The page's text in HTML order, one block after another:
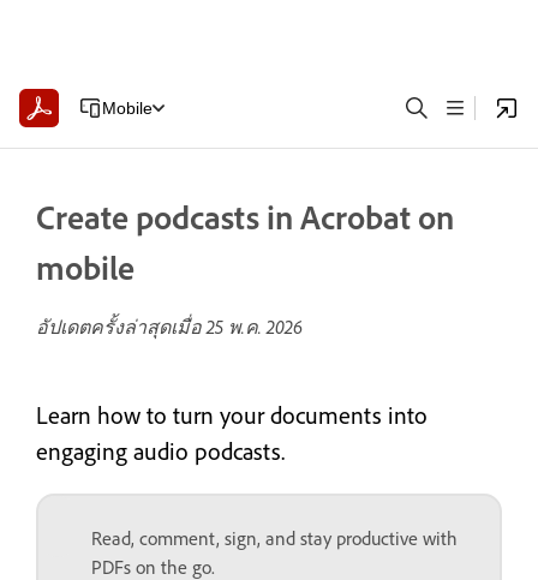
Mobile
Create podcasts in Acrobat on
mobile
อัปเดตครั้งล่าสุดเมื่อ25 พ.ค. 2026
Learn how to turn your documents into
engaging audio podcasts.
Read, comment, sign, and stay productive with
PDFs on the go.